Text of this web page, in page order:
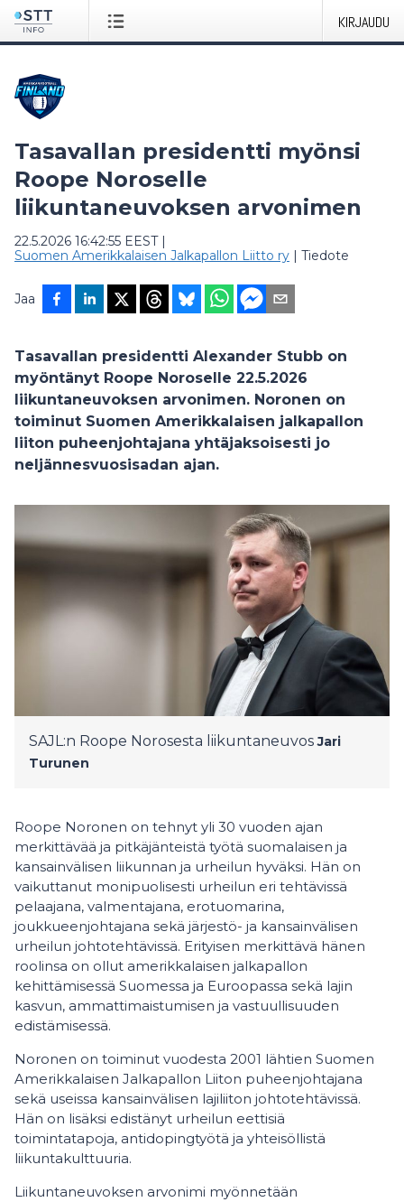
KIRJAUDU
Tasavallan presidentti myönsi
Roope Noroselle
liikuntaneuvoksen arvonimen
22.5.2026 16:42:55 EEST|
Suomen Amerikkalaisen Jalkapallon Liitto ry | Tiedote
Jaa
Tasavallan presidentti Alexander Stubb on
myöntänyt Roope Noroselle 22.5.2026
liikuntaneuvoksen arvonimen. Noronen on
toiminut Suomen Amerikkalaisen jalkapallon
liiton puheenjohtajana yhtäjaksoisesti jo
neljännesvuosisadan ajan.
SAJL:n Roope Norosesta liikuntaneuvos Jari
Turunen
Roope Noronen on tehnyt yli 30 vuoden ajan
merkittävää ja pitkäjänteistä työtä suomalaisen ja
kansainvälisen liikunnan ja urheilun hyväksi. Hän on
vaikuttanut monipuolisesti urheilun eri tehtävissä
pelaajana, valmentajana, erotuomarina,
joukkueenjohtajana sekä järjestö- ja kansainvälisen
urheilun johtotehtävissä. Erityisen merkittävä hänen
roolinsa on ollut amerikkalaisen jalkapallon
kehittämisessä Suomessa ja Euroopassa sekä lajin
kasvun, ammattimaistumisen ja vastuullisuuden
edistämisessä.
Noronen on toiminut vuodesta 2001 lähtien Suomen
Amerikkalaisen Jalkapallon Liiton puheenjohtajana
sekä useissa kansainvälisen lajiliiton johtotehtävissä.
Hän on lisäksi edistänyt urheilun eettisiä
toimintatapoja, antidopingtyötä ja yhteisöllistä
liikuntakulttuuria.
Liikuntaneuvoksen arvonimi myönnetään